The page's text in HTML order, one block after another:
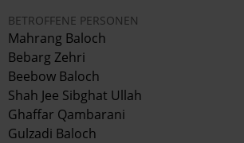
BETROFFENE PERSONEN
Mahrang Baloch
Bebarg Zehri
Beebow Baloch
Shah Jee Sibghat Ullah
Ghaffar Qambarani
Gulzadi Baloch